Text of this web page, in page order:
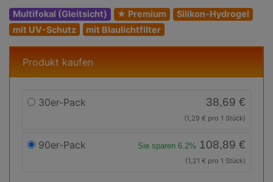
Multifokal (Gleitsicht) ★ Premium
Silikon-Hydrogel
mit UV-Schutz
mit Blaulichtfilter
Produkt kaufen
30er-Pack 38,69 €
(1,29 € pro 1 Stück)
90er-Pack Sie sparen 6.2% 108,89 €
(1,21 € pro 1 Stück)